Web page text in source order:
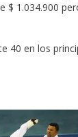
$ 1.034.900
40 en los